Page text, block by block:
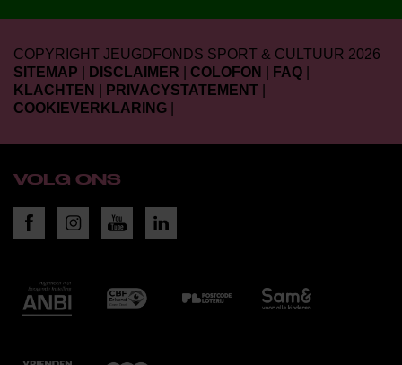
COPYRIGHT JEUGDFONDS SPORT & CULTUUR 2026
SITEMAP
DISCLAIMER COLOFON FAQ
KLACHTEN
PRIVACYSTATEMENT
COOKIEVERKLARING
VOLG ONS